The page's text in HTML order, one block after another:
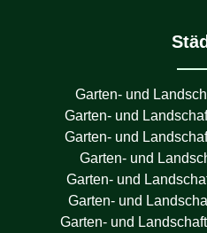
Garten- und
Garten- und
Garten- und
Garten- und
Garten- und
Garten- und
Garten- und